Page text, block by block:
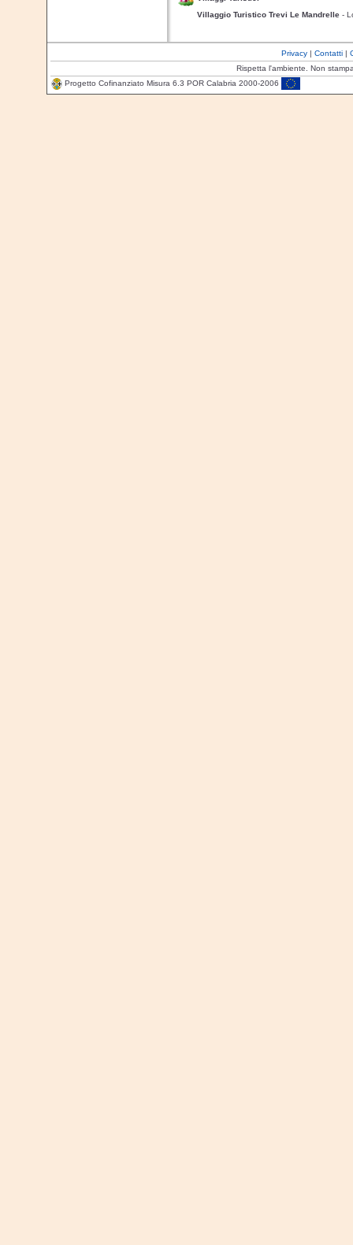
Villaggio Turistico Trevi Le Mandrelle -
Privacy| Contatti|
Rispetta l'ambiente. Non
Progetto Cofinanziato Misura 6.3 POR Calabria 2000-2006